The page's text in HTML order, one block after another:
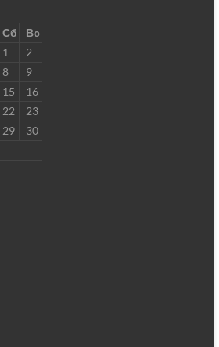
Сб
Вс
1
2
8
9
15
16
22
23
29
30